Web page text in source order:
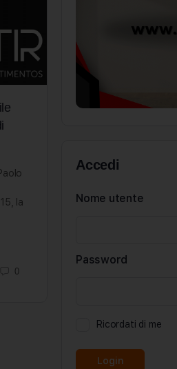
la
0
Accedi
Nome utente
Password
Ricordati di me